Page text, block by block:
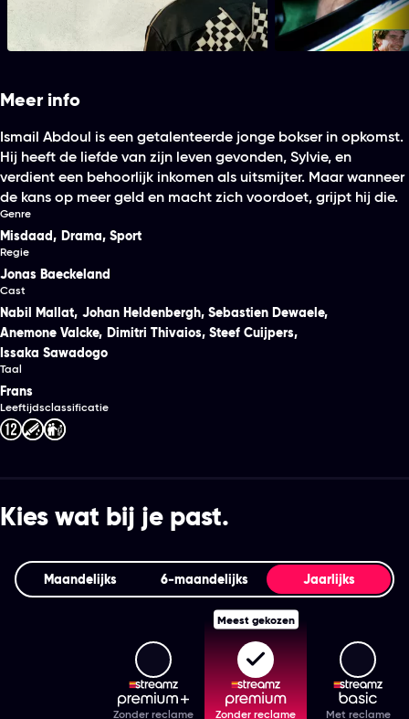
Meer info
Ismail Abdoul is een getalenteerde jonge bokser in opkomst.
Hij heeft de liefde van zijn leven gevonden, Sylvie, en
verdient een behoorlijk inkomen als uitsmijter. Maar wanneer
de kans op meer geld en macht zich voordoet, grijpt hij die.
Genre
Misdaad, Drama, Sport
Regie
Jonas Baeckeland
Cast
Nabil Mallat, Johan Heldenbergh, Sebastien Dewaele,
Anemone Valcke, Dimitri Thivaios, Steef Cuijpers,
Issaka Sawadogo
Taal
Frans
Leeftijdsclassificatie
Kies wat bij je past.
Maandelijks 6‑maandelijks Jaarlijks
Streamz Premium+
Zonder reclame
Meest gekozen
Streamz Premium
Zonder reclame Met reclame